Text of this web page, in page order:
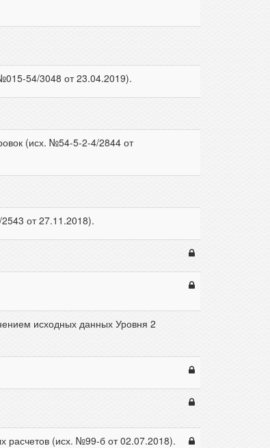
54/3048 от 23.04.2019).
(исх. №54-5-2-4/2844 от
от 27.11.2018).
исходных данных Уровня 2
расчетов (исх. №99-б от 02.07.2018).